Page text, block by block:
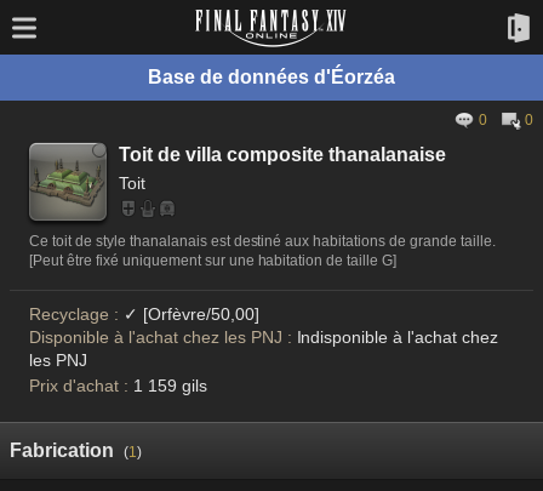
Base de données d'Éorzéa
0 0
Toit de villa composite thanalanaise
Toit
Ce toit de style thanalanais est destiné aux habitations de grande taille.
[Peut être fixé uniquement sur une habitation de taille G]
Recyclage : ✓ [Orfèvre/50,00]
Disponible à l'achat chez les PNJ : Indisponible à l'achat chez
les PNJ
Prix d'achat : 1 159 gils
Fabrication (1)